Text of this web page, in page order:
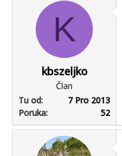
K
kbszeljko
Član
Tu od
7 Pro 2013
Poruka
52